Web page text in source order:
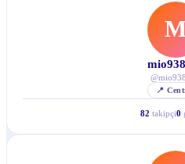
@
📍
82 takipçi0